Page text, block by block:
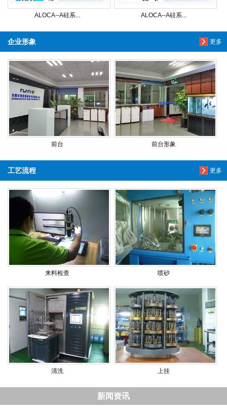
ALOCA--A硅系... ALOCA--A硅系...
更多
企业形象
前台 前台形象
更多
工艺流程
来料检查 喷砂
清洗 上挂
新闻资讯